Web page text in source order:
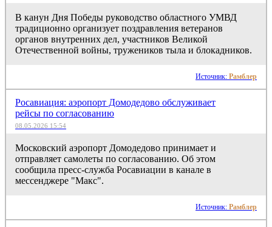
В канун Дня Победы руководство областного УМВД
традиционно организует поздравления ветеранов
органов внутренних дел, участников Великой
Отечественной войны, тружеников тыла и блокадников.
Источник: Рамблер
Росавиация: аэропорт Домодедово обслуживает
рейсы по согласованию
08.05.2026 15:54
Московский аэропорт Домодедово принимает и
отправляет самолеты по согласованию. Об этом
сообщила пресс-служба Росавиации в канале в
мессенджере "Макс".
Источник: Рамблер